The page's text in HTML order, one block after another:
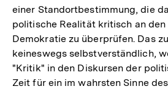
einer Standortbestimmung, die
politische Realität kritisch an
Demokratie zu überprüfen. Das
keineswegs selbstverständlich,
"Kritik" in den Diskursen der
Zeit für ein im wahrsten Sinne